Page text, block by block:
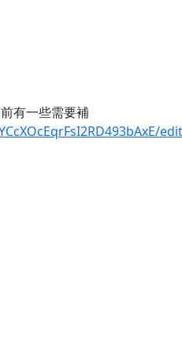
有一些需要補